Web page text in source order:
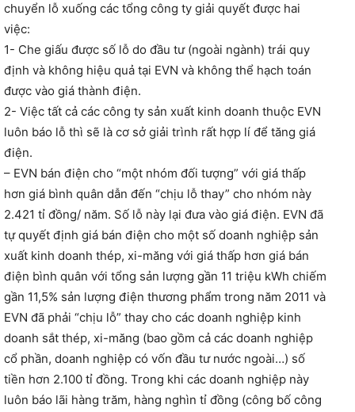
chuyển lỗ xuống các tổng công ty giải quyết được hai
việc:
1- Che giấu được số lỗ do đầu tư (ngoài ngành) trái quy
định và không hiệu quả tại EVN và không thể hạch toán
được vào giá thành điện.
2- Việc tất cả các công ty sản xuất kinh doanh thuộc EVN
luôn báo lỗ thì sẽ là cơ sở giải trình rất hợp lí để tăng giá
điện.
– EVN bán điện cho “một nhóm đối tượng” với giá thấp
hơn giá bình quân dẫn đến “chịu lỗ thay” cho nhóm này
2.421 tỉ đồng/ năm. Số lỗ này lại đưa vào giá điện. EVN đã
tự quyết định giá bán điện cho một số doanh nghiệp sản
xuất kinh doanh thép, xi-măng với giá thấp hơn giá bán
điện bình quân với tổng sản lượng gần 11 triệu kWh chiếm
gần 11,5% sản lượng điện thương phẩm trong năm 2011 và
EVN đã phải “chịu lỗ” thay cho các doanh nghiệp kinh
doanh sắt thép, xi-măng (bao gồm cả các doanh nghiệp
cổ phần, doanh nghiệp có vốn đầu tư nước ngoài…) số
tiền hơn 2.100 tỉ đồng. Trong khi các doanh nghiệp này
luôn báo lãi hàng trăm, hàng nghìn tỉ đồng (công bố công